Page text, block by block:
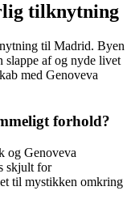
tilknytning
til Madrid. Byen
slappe af og nyde livet
med Genoveva
forhold?
og Genoveva
skjult for
til mystikken omkring